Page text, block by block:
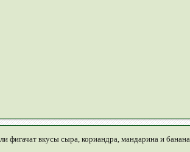
фигачат вкусы сыра, кориандра, мандарина и банана